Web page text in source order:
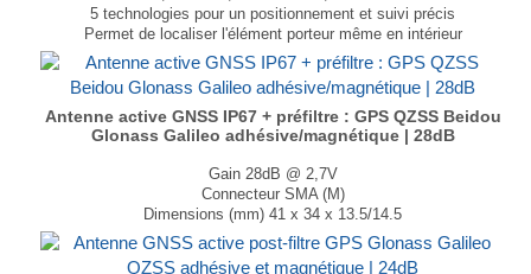
5 technologies pour un positionnement et suivi précis
Permet de localiser l'élément porteur même en intérieur
Sonde de température et accéléromètre inclus
Jusqu'à 10 ans d’autonomie en mode veille
Compact et léger : 147×76×42 mm, 240 g
...
Antenne active GNSS IP67 + préfiltre : GPS QZSS Beidou
Glonass Galileo adhésive/magnétique | 28dB
Gain 28dB @ 2,7V
Connecteur SMA (M)
Dimensions (mm) 41 x 34 x 13.5/14.5
T° de fonctionnement -40°C à +85°C
...